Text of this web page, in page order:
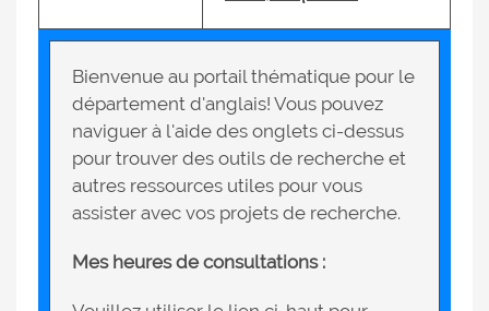
Bienvenue au portail thématique pour le
département d'anglais! Vous pouvez
naviguer à l'aide des onglets ci-dessus
pour trouver des outils de recherche et
autres ressources utiles pour vous
assister avec vos projets de recherche.
Mes heures de consultations :